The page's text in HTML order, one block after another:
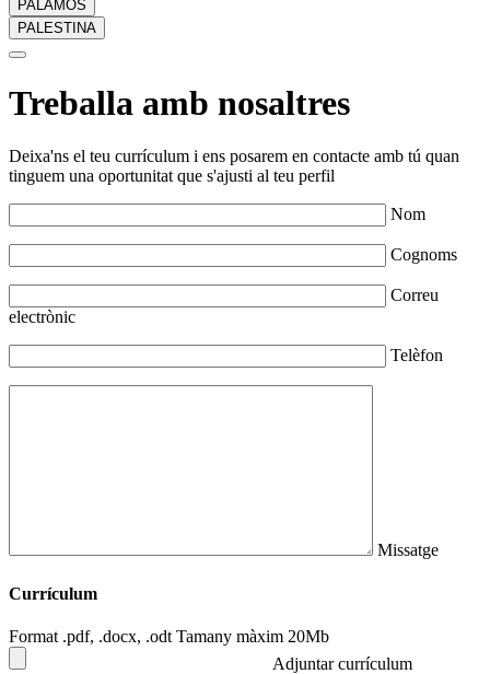
PALAMÓS
PALESTINA
Treballa amb nosaltres
Deixa'ns el teu currículum i ens posarem en contacte amb tú quan
tinguem una oportunitat que s'ajusti al teu perfil
Nom
Cognoms
Correu
electrònic
Telèfon
Missatge
Currículum
Format .pdf, .docx, .odt Tamany màxim 20Mb
Adjuntar currículum